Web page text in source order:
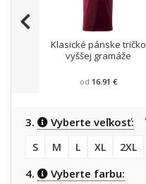
Klasické pánske tričko
vyššej gramáže
od 16.91 €
3. Vyberte veľkosť:
S
M L XL 2XL
4. Vyberte farbu: